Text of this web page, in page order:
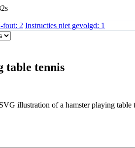
fout: 2 Instructies niet gevolgd: 1
table tennis
illustration of a hamster playing table